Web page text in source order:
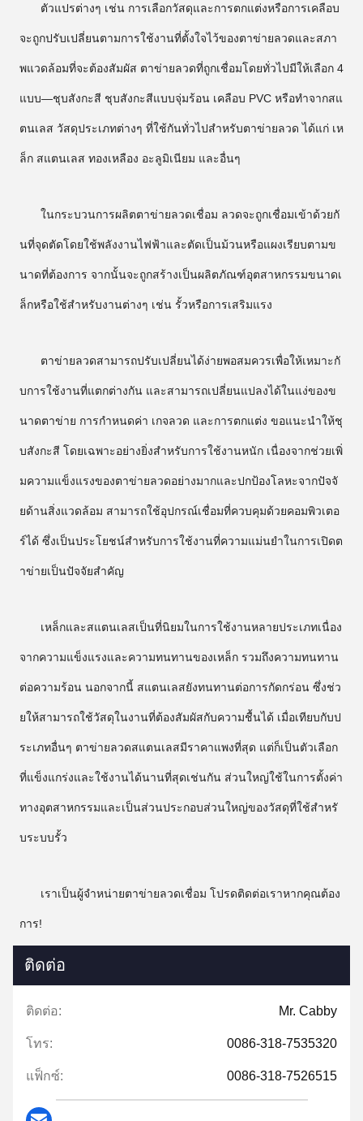
ตัวแปรต่างๆ เช่น การเลือกวัสดุและการตกแต่งหรือการเคลือบ
จะถูกปรับเปลี่ยนตามการใช้งานที่ตั้งใจไว้ของตาข่ายลวดและสภา
พแวดล้อมที่จะต้องสัมผัส ตาข่ายลวดที่ถูกเชื่อมโดยทั่วไปมีให้เลือก 4
แบบ—ชุบสังกะสี ชุบสังกะสีแบบจุ่มร้อน เคลือบ PVC หรือทำจากสแ
ตนเลส วัสดุประเภทต่างๆ ที่ใช้กันทั่วไปสำหรับตาข่ายลวด ได้แก่ เห
ล็ก สแตนเลส ทองเหลือง อะลูมิเนียม และอื่นๆ
ในกระบวนการผลิตตาข่ายลวดเชื่อม ลวดจะถูกเชื่อมเข้าด้วยกั
นที่จุดตัดโดยใช้พลังงานไฟฟ้าและตัดเป็นม้วนหรือแผงเรียบตามข
นาดที่ต้องการ จากนั้นจะถูกสร้างเป็นผลิตภัณฑ์อุตสาหกรรมขนาดเ
ล็กหรือใช้สำหรับงานต่างๆ เช่น รั้วหรือการเสริมแรง
ตาข่ายลวดสามารถปรับเปลี่ยนได้ง่ายพอสมควรเพื่อให้เหมาะกั
บการใช้งานที่แตกต่างกัน และสามารถเปลี่ยนแปลงได้ในแง่ของข
นาดตาข่าย การกำหนดค่า เกจลวด และการตกแต่ง ขอแนะนำให้ชุ
บสังกะสี โดยเฉพาะอย่างยิ่งสำหรับการใช้งานหนัก เนื่องจากช่วยเพิ่
มความแข็งแรงของตาข่ายลวดอย่างมากและปกป้องโลหะจากปัจจั
ยด้านสิ่งแวดล้อม สามารถใช้อุปกรณ์เชื่อมที่ควบคุมด้วยคอมพิวเตอ
ร์ได้ ซึ่งเป็นประโยชน์สำหรับการใช้งานที่ความแม่นยำในการเปิดต
าข่ายเป็นปัจจัยสำคัญ
เหล็กและสแตนเลสเป็นที่นิยมในการใช้งานหลายประเภทเนื่อง
จากความแข็งแรงและความทนทานของเหล็ก รวมถึงความทนทาน
ต่อความร้อน นอกจากนี้ สแตนเลสยังทนทานต่อการกัดกร่อน ซึ่งช่ว
ยให้สามารถใช้วัสดุในงานที่ต้องสัมผัสกับความชื้นได้ เมื่อเทียบกับป
ระเภทอื่นๆ ตาข่ายลวดสแตนเลสมีราคาแพงที่สุด แต่ก็เป็นตัวเลือก
ที่แข็งแกร่งและใช้งานได้นานที่สุดเช่นกัน ส่วนใหญ่ใช้ในการตั้งค่า
ทางอุตสาหกรรมและเป็นส่วนประกอบส่วนใหญ่ของวัสดุที่ใช้สำหรั
บระบบรั้ว
เราเป็นผู้จำหน่ายตาข่ายลวดเชื่อม โปรดติดต่อเราหากคุณต้อง
การ!
ติดต่อ
ติดต่อ: Mr. Cabby
โทร: 0086-318-7535320
แฟ็กซ์: 0086-318-7526515